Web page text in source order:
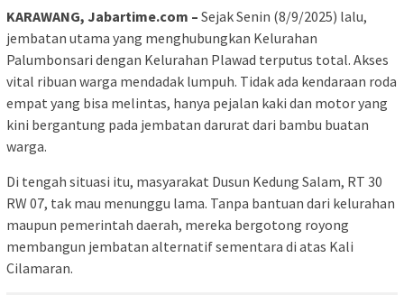
KARAWANG, Jabartime.com – Sejak Senin (8/9/2025) lalu,
jembatan utama yang menghubungkan Kelurahan
Palumbonsari dengan Kelurahan Plawad terputus total. Akses
vital ribuan warga mendadak lumpuh. Tidak ada kendaraan roda
empat yang bisa melintas, hanya pejalan kaki dan motor yang
kini bergantung pada jembatan darurat dari bambu buatan
warga.
Di tengah situasi itu, masyarakat Dusun Kedung Salam, RT 30
RW 07, tak mau menunggu lama. Tanpa bantuan dari kelurahan
maupun pemerintah daerah, mereka bergotong royong
membangun jembatan alternatif sementara di atas Kali
Cilamaran.